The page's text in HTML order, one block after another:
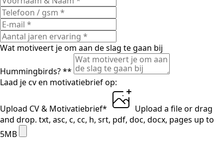
Wat motiveert je om aan de slag te gaan bij
Hummingbirds? **
Laad je cv en motivatiebrief op:
Upload CV & Motivatiebrief* Upload a fileor drag
and drop. txt, asc, c, cc, h, srt, pdf, doc, docx, pages up to
5MB